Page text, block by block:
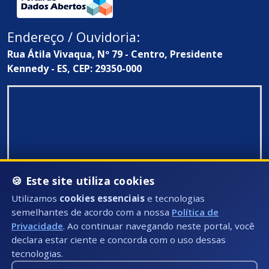
Endereço / Ouvidoria:
Rua Átila Vivaqua, Nº 79 - Centro, Presidente
Kennedy - ES, CEP: 29350-000
🍪 Este site utiliza cookies
Utilizamos cookies essenciais e tecnologias
semelhantes de acordo com a nossa Política de
Privacidade. Ao continuar navegando neste portal, você
declara estar ciente e concorda com o uso dessas
tecnologias.